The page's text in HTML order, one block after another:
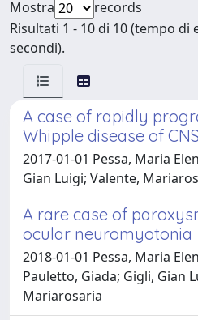
Mostra
records
Risultati 1 - 10 di 10 (tempo di
secondi).
A case of rapidly
Whipple disease of CNS
2017-01-01 Pessa, Maria
Gian Luigi; Valente,
A rare case of
ocular neuromyotonia
2018-01-01 Pessa, Maria
Pauletto, Giada; Gigli, Gian
Mariarosaria